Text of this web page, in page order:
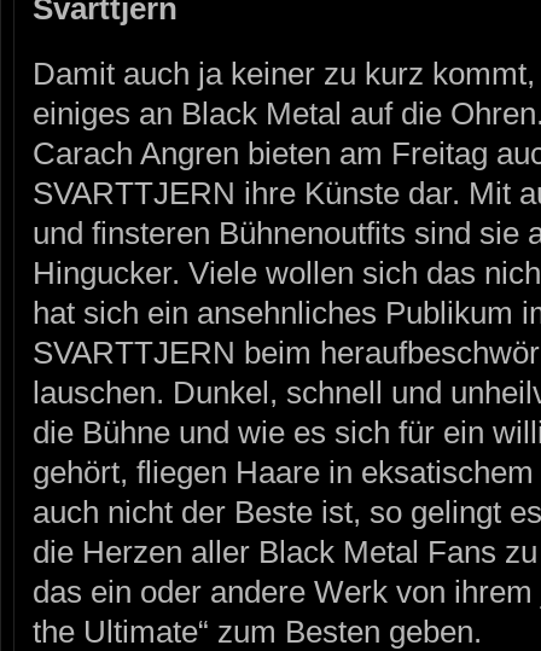
Svarttjern
Damit auch ja keiner zu kurz
einiges an Black Metal auf die
Carach Angren bieten am Freitag
SVARTTJERN ihre Künste dar. Mit
und finsteren Bühnenoutfits sind sie
Hingucker. Viele wollen sich das
hat sich ein ansehnliches Publikum
SVARTTJERN beim
lauschen. Dunkel, schnell und
die Bühne und wie es sich für ein
gehört, fliegen Haare in
auch nicht der Beste ist, so gelingt
die Herzen aller Black Metal Fans
das ein oder andere Werk von
the Ultimate“ zum Besten geben.